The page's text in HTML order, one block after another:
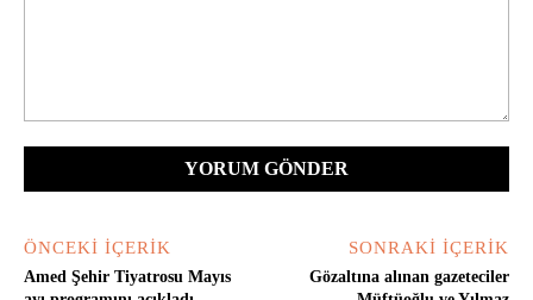
ÖNCEKI İÇERIK
Amed Şehir Tiyatrosu Mayıs
SONRAKI İÇERIK
Gözaltına alınan gazeteciler